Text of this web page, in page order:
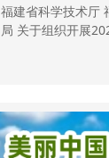
福建省科学技术厅
局 关于组织开展